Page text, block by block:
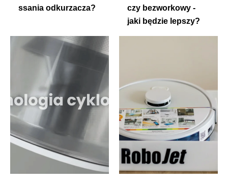
ssania odkurzacza?
czy bezworkowy -
jaki będzie lepszy?